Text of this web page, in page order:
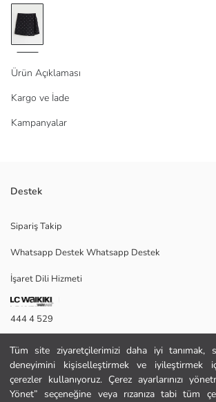
Tüm site ziyaretçilerimizi daha iyi tanımak,
deneyimini kişiselleştirmek ve iyileştirmek
çerezler kullanıyoruz. Çerez ayarlarınızı
Yönet” seçeneğine veya rızanıza tabi tüm
Ürün Açıklaması
Kargo ve İade
Kampanyalar
kesimlidir ve yandan bağlama detayı bulunur.
Ana Kumaş:
Menşei:
Satıcı:
Marka:
Cinsiyet:
Kalıp:
Kumaş:
Bel Fiti:
Kalınlık:
Destek
Sipariş Takip
Whatsapp Destek Whatsapp Destek
İşaret Dili Hizmeti
444 4 529
İletişim Formu
444 4 529